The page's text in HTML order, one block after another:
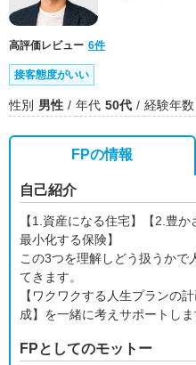
高評価レビュー 6件
接客態度がいい
性別 男性 年代 50代 経験年数
FPの情報
自己紹介
【1.資産になる住宅】【2.豊
最小化する保険】
この3つを理解しどう扱うかで
てきます。
【ワクワクする人生プランの
成】を一緒に考えサポートしま
FPとしてのモットー